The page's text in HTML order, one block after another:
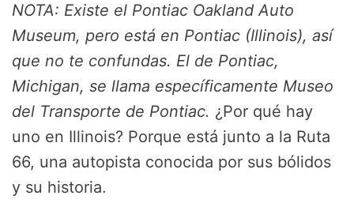
NOTA: Existe el Pontiac Oakland Auto
Museum, pero está en Pontiac (Illinois), así
que no te confundas. El de Pontiac,
Michigan, se llama específicamente Museo
del Transporte de Pontiac. ¿Por qué hay
uno en Illinois? Porque está junto a la Ruta
66, una autopista conocida por sus bólidos
y su historia.